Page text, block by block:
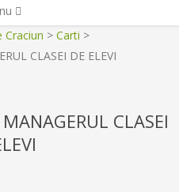
Craciun > Carti >
CLASEI DE ELEVI
CLASEI